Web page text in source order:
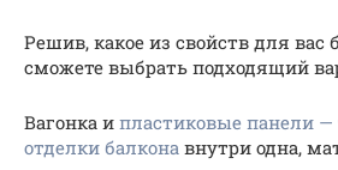
Решив, какое из свойств для вас
сможете выбрать подходящий
Вагонка и пластиковые панели —
отделки балкона внутри одна,